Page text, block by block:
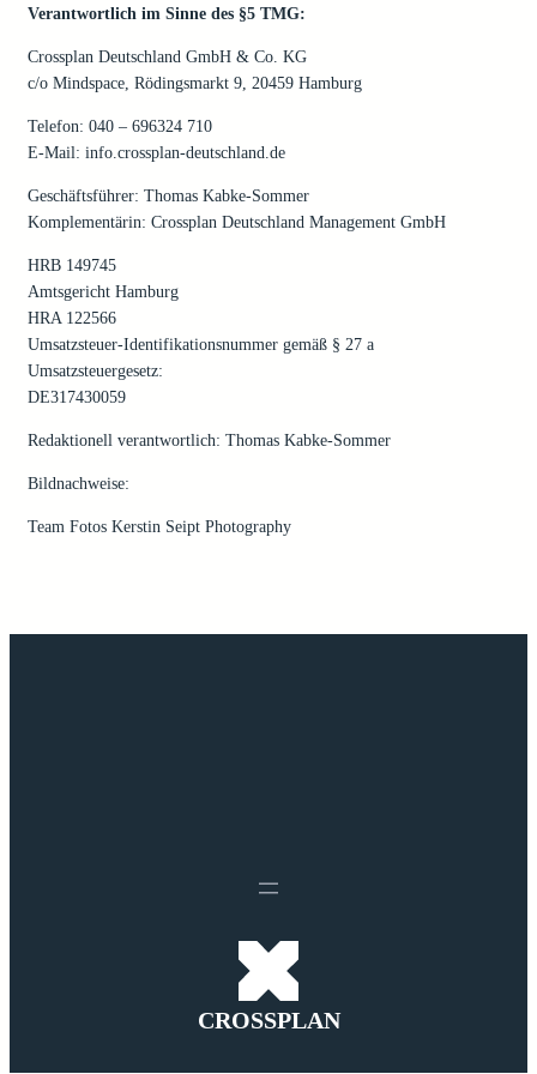
Verantwortlich im Sinne des §5 TMG:
Crossplan Deutschland GmbH & Co. KG
c/o Mindspace, Rödingsmarkt 9, 20459 Hamburg
Telefon: 040 – 696324 710
E-Mail: info.crossplan-deutschland.de
Geschäftsführer: Thomas Kabke-Sommer
Komplementärin: Crossplan Deutschland Management GmbH
HRB 149745
Amtsgericht Hamburg
HRA 122566
Umsatzsteuer-Identifikationsnummer gemäß § 27 a
Umsatzsteuergesetz:
DE317430059
Redaktionell verantwortlich: Thomas Kabke-Sommer
Bildnachweise:
Team Fotos Kerstin Seipt Photography
CROSSPLAN